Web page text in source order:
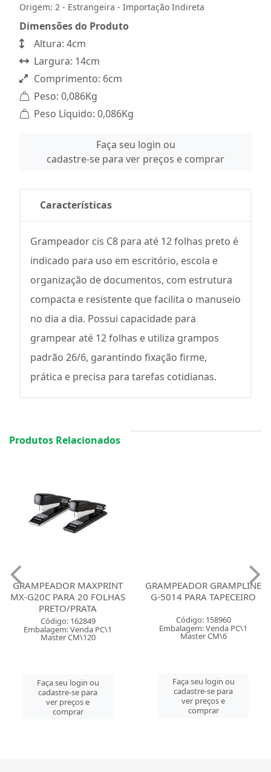
Origem: 2 - Estrangeira - Importação Indireta
Dimensões do Produto
Altura: 4cm
Largura: 14cm
Comprimento: 6cm
Peso: 0,086Kg
Peso Líquido: 0,086Kg
Faça seu login ou
cadastre-se para ver preços e comprar
Características
Grampeador cis C8 para até 12 folhas preto é
indicado para uso em escritório, escola e
organização de documentos, com estrutura
compacta e resistente que facilita o manuseio
no dia a dia. Possui capacidade para
grampear até 12 folhas e utiliza grampos
padrão 26/6, garantindo fixação firme,
prática e precisa para tarefas cotidianas.
Produtos Relacionados
GRAMPEADOR MAXPRINT
MX-G20C PARA 20 FOLHAS
PRETO/PRATA
Código: 162849
Embalagem: Venda PC\1
Master CM\120
Faça seu login ou
cadastre-se para
ver preços e
comprar
GRAMPEADOR GRAMPLINE
G-5014 PARA TAPECEIRO
Código: 158960
Embalagem: Venda PC\1
Master CM\6
Faça seu login ou
cadastre-se para
ver preços e
comprar